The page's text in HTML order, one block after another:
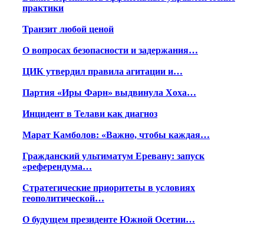
практики
Транзит любой ценой
О вопросах безопасности и задержания…
ЦИК утвердил правила агитации и…
Партия «Иры Фарн» выдвинула Хоха…
Инцидент в Телави как диагноз
Марат Камболов: «Важно, чтобы каждая…
Гражданский ультиматум Еревану: запуск
«референдума…
Стратегические приоритеты в условиях
геополитической…
О будущем президенте Южной Осетии…